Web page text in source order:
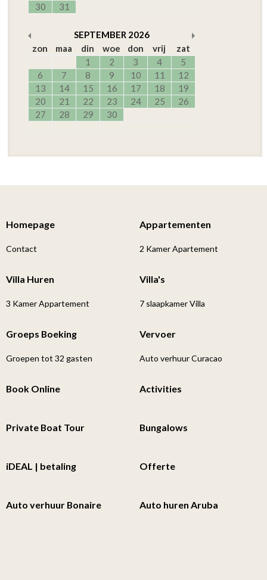
30
31
SEPTEMBER 2026
zon
maa din woe don vrij
zat
1
2 3 4
5
6
7 8 9 10 11
12
13
14 15 16 17 18
19
20
21 22 23 24 25
26
27
28 29 30
Homepage
Contact
Appartementen
2 Kamer Apartement
Villa Huren
3 Kamer Appartement
Villa's
7 slaapkamer Villa
Groeps Boeking
Groepen tot 32 gasten
Vervoer
Auto verhuur Curacao
Book Online Activities
Private Boat Tour Bungalows
iDEAL | betaling Offerte
Auto verhuur Bonaire Auto huren Aruba